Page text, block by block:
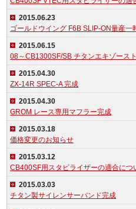
2015.06.23
ゴールドウイング F6B SLIP-ON量産一
2015.06.15
08～CB1300SF/SB チタンエキゾース
2015.04.30
ZX-14R SPEC-A 完成
2015.04.30
GROM レース専用マフラー完成
2015.03.18
価格変更のお知らせ
2015.03.12
CB400SF用スタビライザーの適合につ
2015.03.03
チタン製サイレンサーバンド完成